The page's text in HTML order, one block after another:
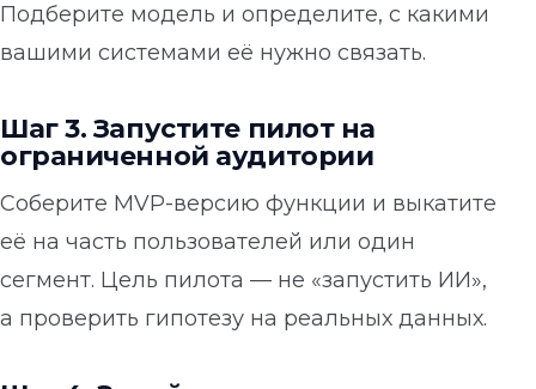
Подберите модель и определите, с какими
вашими системами её нужно связать.
Шаг 3. Запустите пилот на
ограниченной аудитории
Соберите MVP-версию функции и выкатите
её на часть пользователей или один
сегмент. Цель пилота — не «запустить ИИ»,
а проверить гипотезу на реальных данных.